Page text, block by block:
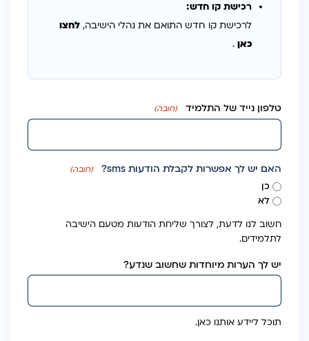
רכישת קו חדש:
לרכישת קו חדש התואם את נהלי הישיבה,לחצו
כאן.
טלפון נייד של התלמיד (חובה)
האם יש לך אפשרות לקבלת הודעות sms? (חובה)
כן
לא
חשוב לנו לדעת, לצורך שליחת הודעות מטעם הישיבה
לתלמידים.
יש לך הערות מיוחדות שחשוב שנדע?
תוכל ליידע אותנו כאן.